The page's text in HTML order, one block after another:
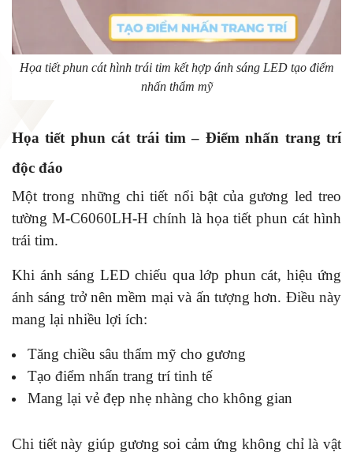
Họa tiết phun cát hình trái tim kết hợp ánh sáng LED tạo điểm
nhấn thẩm mỹ
Họa tiết phun cát trái tim – Điểm nhấn trang trí
độc đáo
Một trong những chi tiết nổi bật của gương led treo
tường M-C6060LH-H chính là họa tiết phun cát hình
trái tim.
Khi ánh sáng LED chiếu qua lớp phun cát, hiệu ứng
ánh sáng trở nên mềm mại và ấn tượng hơn. Điều này
mang lại nhiều lợi ích:
Tăng chiều sâu thẩm mỹ cho gương
Tạo điểm nhấn trang trí tinh tế
Mang lại vẻ đẹp nhẹ nhàng cho không gian
Chi tiết này giúp gương soi cảm ứng không chỉ là vật